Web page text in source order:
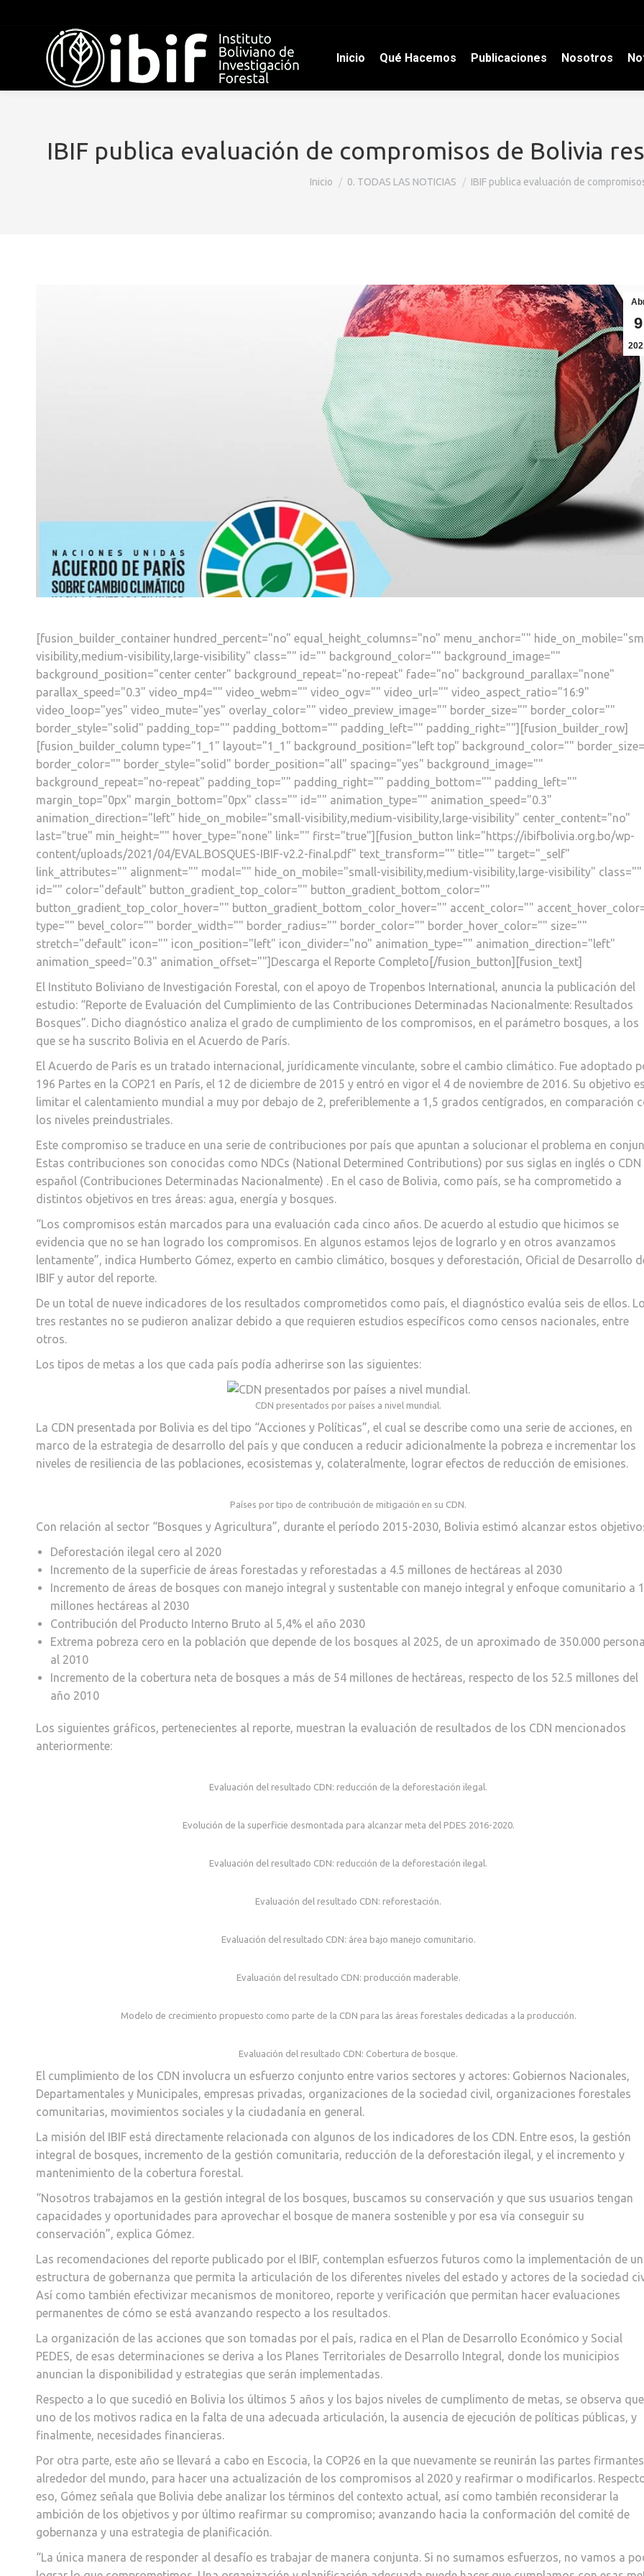
Inicio Qué Hacemos Publicaciones Nosotros
IBIF publica evaluación de compromisos de Bolivia
Estás aquí:
Inicio 0. TODAS LAS NOTICIAS IBIF publica evaluación de
9
[fusion_builder_container hundred_percent="no" equal_height_columns="no" menu_anchor=""
visibility,medium-visibility,large-visibility" class="" id="" background_color="" background_image=""
background_position="center center" background_repeat="no-repeat" fade="no" background_parallax="none"
parallax_speed="0.3" video_mp4="" video_webm="" video_ogv="" video_url="" video_aspect_ratio="16:9"
video_loop="yes" video_mute="yes" overlay_color="" video_preview_image="" border_size="" border_color=""
border_style="solid" padding_top="" padding_bottom="" padding_left="" padding_right=""][fusion_builder_row]
[fusion_builder_column type="1_1" layout="1_1" background_position="left top" background_color=""
border_color="" border_style="solid" border_position="all" spacing="yes" background_image=""
background_repeat="no-repeat" padding_top="" padding_right="" padding_bottom="" padding_left=""
margin_top="0px" margin_bottom="0px" class="" id="" animation_type="" animation_speed="0.3"
animation_direction="left" hide_on_mobile="small-visibility,medium-visibility,large-visibility" center_content="no"
last="true" min_height="" hover_type="none" link="" first="true"][fusion_button link="https://ibifbolivia.org.bo/wp-
content/uploads/2021/04/EVAL.BOSQUES-IBIF-v2.2-final.pdf" text_transform="" title="" target="_self"
link_attributes="" alignment="" modal="" hide_on_mobile="small-visibility,medium-visibility,large-visibility" class=""
id="" color="default" button_gradient_top_color="" button_gradient_bottom_color=""
button_gradient_top_color_hover="" button_gradient_bottom_color_hover="" accent_color=""
type="" bevel_color="" border_width="" border_radius="" border_color="" border_hover_color="" size=""
stretch="default" icon="" icon_position="left" icon_divider="no" animation_type="" animation_direction="left"
animation_speed="0.3" animation_offset=""]Descarga el Reporte Completo[/fusion_button][fusion_text]
El Instituto Boliviano de Investigación Forestal, con el apoyo de Tropenbos International, anuncia la publicación del
estudio: “Reporte de Evaluación del Cumplimiento de las Contribuciones Determinadas Nacionalmente: Resultados
Bosques”. Dicho diagnóstico analiza el grado de cumplimiento de los compromisos, en el parámetro bosques, a los
que se ha suscrito Bolivia en el Acuerdo de París.
El Acuerdo de París es un tratado internacional, jurídicamente vinculante, sobre el cambio climático. Fue adoptado
196 Partes en la COP21 en París, el 12 de diciembre de 2015 y entró en vigor el 4 de noviembre de 2016. Su objetivo
limitar el calentamiento mundial a muy por debajo de 2, preferiblemente a 1,5 grados centígrados, en comparación
los niveles preindustriales.
Este compromiso se traduce en una serie de contribuciones por país que apuntan a solucionar el problema en
Estas contribuciones son conocidas como NDCs (National Determined Contributions) por sus siglas en inglés o CDN
español (Contribuciones Determinadas Nacionalmente) . En el caso de Bolivia, como país, se ha comprometido a
distintos objetivos en tres áreas: agua, energía y bosques.
“Los compromisos están marcados para una evaluación cada cinco años. De acuerdo al estudio que hicimos se
evidencia que no se han logrado los compromisos. En algunos estamos lejos de lograrlo y en otros avanzamos
lentamente”, indica Humberto Gómez, experto en cambio climático, bosques y deforestación, Oficial de Desarrollo
IBIF y autor del reporte.
De un total de nueve indicadores de los resultados comprometidos como país, el diagnóstico evalúa seis de ellos.
tres restantes no se pudieron analizar debido a que requieren estudios específicos como censos nacionales, entre
otros.
Los tipos de metas a los que cada país podía adherirse son las siguientes:
CDN presentados por países a nivel mundial.
La CDN presentada por Bolivia es del tipo “Acciones y Políticas”, el cual se describe como una serie de acciones, en
marco de la estrategia de desarrollo del país y que conducen a reducir adicionalmente la pobreza e incrementar los
niveles de resiliencia de las poblaciones, ecosistemas y, colateralmente, lograr efectos de reducción de emisiones.
Países por tipo de contribución de mitigación en su CDN.
Con relación al sector “Bosques y Agricultura”, durante el período 2015-2030, Bolivia estimó alcanzar estos
Deforestación ilegal cero al 2020
Incremento de la superficie de áreas forestadas y reforestadas a 4.5 millones de hectáreas al 2030
Incremento de áreas de bosques con manejo integral y sustentable con manejo integral y enfoque comunitario a
millones hectáreas al 2030
Contribución del Producto Interno Bruto al 5,4% el año 2030
Extrema pobreza cero en la población que depende de los bosques al 2025, de un aproximado de 350.000
al 2010
Incremento de la cobertura neta de bosques a más de 54 millones de hectáreas, respecto de los 52.5 millones del
año 2010
Los siguientes gráficos, pertenecientes al reporte, muestran la evaluación de resultados de los CDN mencionados
anteriormente:
Evaluación del resultado CDN: reducción de la deforestación ilegal.
Evolución de la superficie desmontada para alcanzar meta del PDES 2016-2020.
Evaluación del resultado CDN: reducción de la deforestación ilegal.
Evaluación del resultado CDN: reforestación.
Evaluación del resultado CDN: área bajo manejo comunitario.
Evaluación del resultado CDN: producción maderable.
Modelo de crecimiento propuesto como parte de la CDN para las áreas forestales dedicadas a la producción.
Evaluación del resultado CDN: Cobertura de bosque.
El cumplimiento de los CDN involucra un esfuerzo conjunto entre varios sectores y actores: Gobiernos Nacionales,
Departamentales y Municipales, empresas privadas, organizaciones de la sociedad civil, organizaciones forestales
comunitarias, movimientos sociales y la ciudadanía en general.
La misión del IBIF está directamente relacionada con algunos de los indicadores de los CDN. Entre esos, la gestión
integral de bosques, incremento de la gestión comunitaria, reducción de la deforestación ilegal, y el incremento y
mantenimiento de la cobertura forestal.
“Nosotros trabajamos en la gestión integral de los bosques, buscamos su conservación y que sus usuarios tengan
capacidades y oportunidades para aprovechar el bosque de manera sostenible y por esa vía conseguir su
conservación”, explica Gómez.
Las recomendaciones del reporte publicado por el IBIF, contemplan esfuerzos futuros como la implementación de
estructura de gobernanza que permita la articulación de los diferentes niveles del estado y actores de la sociedad
Así como también efectivizar mecanismos de monitoreo, reporte y verificación que permitan hacer evaluaciones
permanentes de cómo se está avanzando respecto a los resultados.
La organización de las acciones que son tomadas por el país, radica en el Plan de Desarrollo Económico y Social
PEDES, de esas determinaciones se deriva a los Planes Territoriales de Desarrollo Integral, donde los municipios
anuncian la disponibilidad y estrategias que serán implementadas.
Respecto a lo que sucedió en Bolivia los últimos 5 años y los bajos niveles de cumplimento de metas, se observa que
uno de los motivos radica en la falta de una adecuada articulación, la ausencia de ejecución de políticas públicas, y
finalmente, necesidades financieras.
Por otra parte, este año se llevará a cabo en Escocia, la COP26 en la que nuevamente se reunirán las partes
alrededor del mundo, para hacer una actualización de los compromisos al 2020 y reafirmar o modificarlos.
eso, Gómez señala que Bolivia debe analizar los términos del contexto actual, así como también reconsiderar la
ambición de los objetivos y por último reafirmar su compromiso; avanzando hacia la conformación del comité de
gobernanza y una estrategia de planificación.
“La única manera de responder al desafío es trabajar de manera conjunta. Si no sumamos esfuerzos, no vamos a